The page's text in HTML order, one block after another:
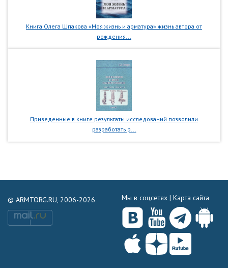
Книга Олега Шпакова «Моя жизнь и арматура» жизнь автора от
рождения...
Приведенные в книге результаты исследований позволили
разработать р...
© ARMTORG.RU, 2006-2026 Мы в соцсетях | Карта сайта